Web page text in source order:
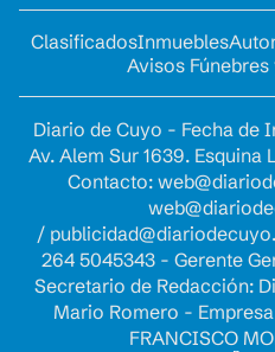
ClasificadosInmuebles
Avisos
Diario de Cuyo - Fecha de
Av. Alem Sur 1639.
Contacto:
/
264 5045343 - Gerente
Secretario de Redacción:
Mario Romero -
FRANCISCO